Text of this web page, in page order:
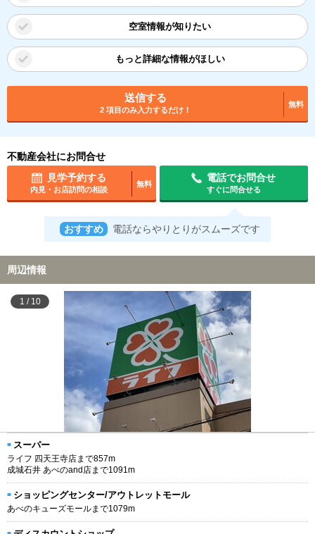
空室情報が知りたい
もっと詳細な情報がほしい
送信する
2 項目のみ入力するだけ！
無料
不動産会社にお問合せ
見学予約する
内見・お店訪問の相談
無料
電話でお問合せ
すぐに問合せる
おすすめ 電話ならやりとりがスムーズです
周辺情報
1 / 10
スーパー
ライフ 四天王寺店まで857m
成城石井 あべのand店まで1091m
ショッピングセンター/アウトレットモール
あべのキューズモールまで1079m